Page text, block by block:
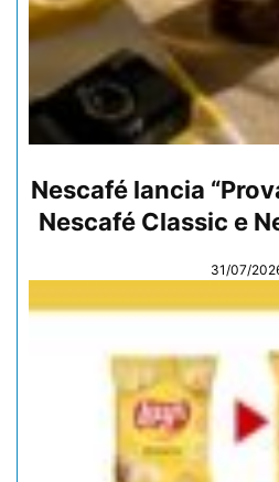
Nescafé lancia
Nescafé Classic e
31/07/